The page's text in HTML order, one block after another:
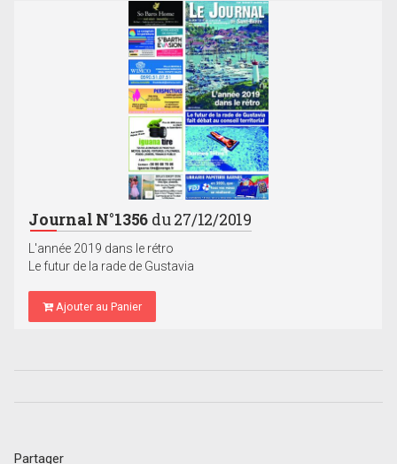
Journal N°1356 du 27/12/2019
L'année 2019 dans le rétro
Le futur de la rade de Gustavia
Ajouter au Panier
Partager